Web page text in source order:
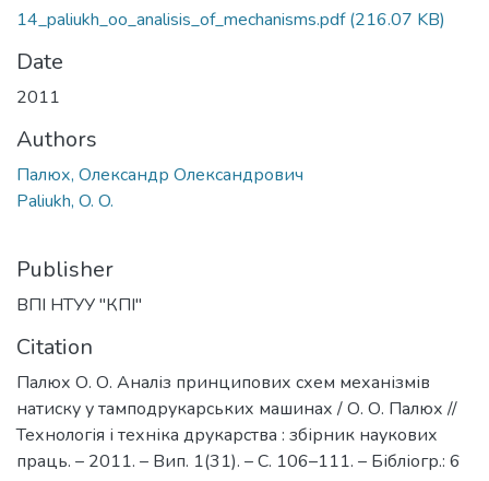
14_paliukh_oo_analisis_of_mechanisms.pdf(216.07 KB)
Date
2011
Authors
Палюх, Олександр Олександрович
Paliukh, O. O.
Publisher
ВПІ НТУУ "КПІ"
Citation
Палюх О. О. Аналіз принципових схем механізмів
натиску у тамподрукарських машинах / О. О. Палюх //
Технологія і техніка друкарства : збірник наукових
праць. – 2011. – Вип. 1(31). – С. 106–111. – Бібліогр.: 6